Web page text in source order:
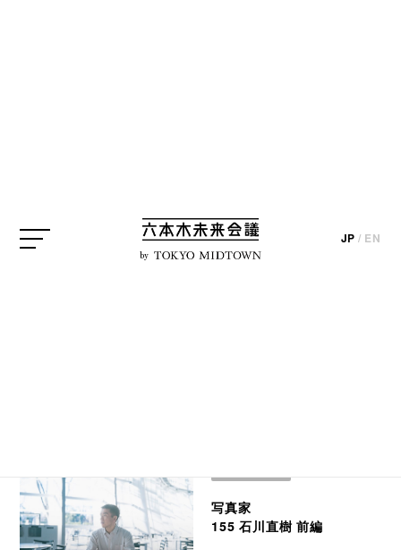
by
JP / EN
写真家
155 石川直樹 前編